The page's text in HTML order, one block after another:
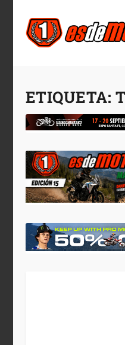
ETIQUETA: